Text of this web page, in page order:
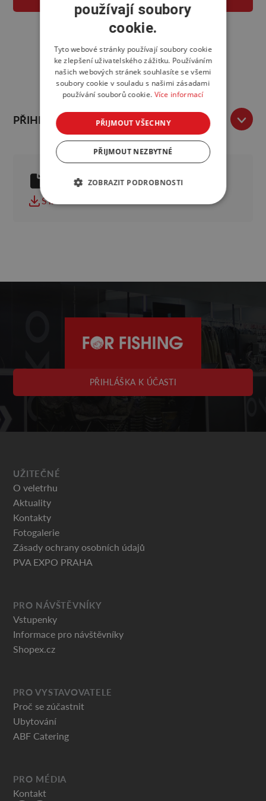
PŘIHLÁŠKA GRAND PRIX
Vyplnitelné PDF
STÁHNOUT
PŘIHLÁŠKA K ÚČASTI
UŽITEČNÉ
O veletrhu
Aktuality
Kontakty
Fotogalerie
Zásady ochrany osobních údajů
PVA EXPO PRAHA
PRO NÁVŠTĚVNÍKY
Vstupenky
Informace pro návštěvníky
Shopex.cz
PRO VYSTAVOVATELE
Proč se zúčastnit
Ubytování
ABF Catering
PRO MÉDIA
Kontakt
používají soubory
cookie.
Tyto webové stránky používají soubory cookie
ke zlepšení uživatelského zážitku. Používáním
našich webových stránek souhlasíte se všemi
soubory cookie v souladu s našimi zásadami
používání souborů cookie. Více informací
PŘIJMOUT VŠECHNY
PŘIJMOUT NEZBYTNÉ
ZOBRAZIT PODROBNOSTI